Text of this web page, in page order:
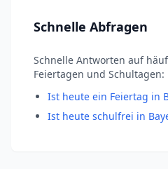
Schnelle Abfragen
Schnelle Antworten auf
Feiertagen und Schultagen:
Ist heute ein Feiertag in
Ist heute schulfrei in